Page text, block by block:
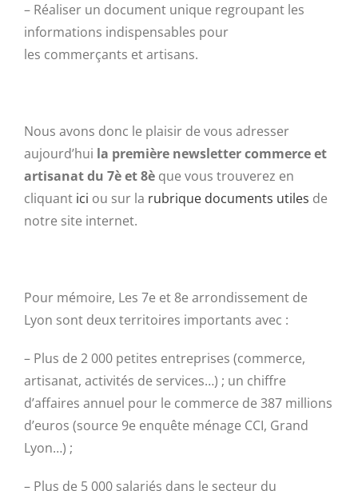
– Réaliser un document unique regroupant les
informations indispensables pour
les commerçants et artisans.
Nous avons donc le plaisir de vous adresser
aujourd’hui la première newsletter commerce et
artisanat du 7è et 8è que vous trouverez en
cliquant ici ou sur la rubrique documents utiles de
notre site internet.
Pour mémoire, Les 7e et 8e arrondissement de
Lyon sont deux territoires importants avec :
– Plus de 2 000 petites entreprises (commerce,
artisanat, activités de services…) ; un chiffre
d’affaires annuel pour le commerce de 387 millions
d’euros (source 9e enquête ménage CCI, Grand
Lyon…) ;
– Plus de 5 000 salariés dans le secteur du